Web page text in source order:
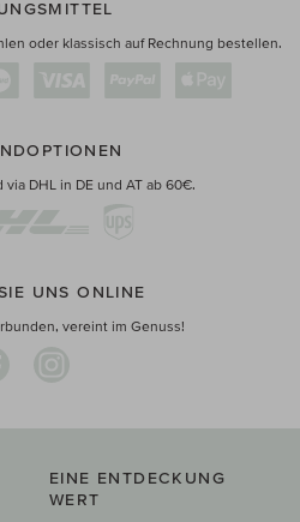
oder klassisch auf Rechnung bestellen.
via DHL in DE und AT ab 60€.
UNS ONLINE
vereint im Genuss!
EINE ENTDECKUNG
WERT